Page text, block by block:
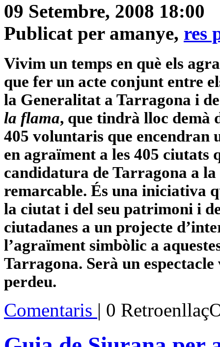
09 Setembre, 2008 18:00
Publicat per amanye, res
Vivim un temps en què els
que fer un acte conjunt entre
la Generalitat a Tarragona i
la flama, que tindrà lloc demà
405 voluntaris que
en agraïment a les 405
candidatura de Tarragona a
remarcable. És una iniciativa
la ciutat i del seu patrimoni i
ciutadanes a un projecte
l’agraïment simbòlic a
Tarragona. Serà un
perdeu.
Comentaris | 0